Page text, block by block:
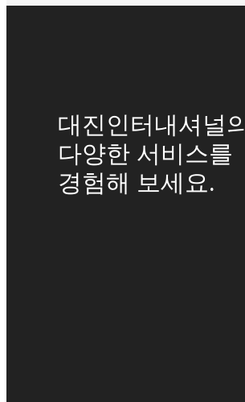
대진인터내셔널의
다양한 서비스를
경험해 보세요.